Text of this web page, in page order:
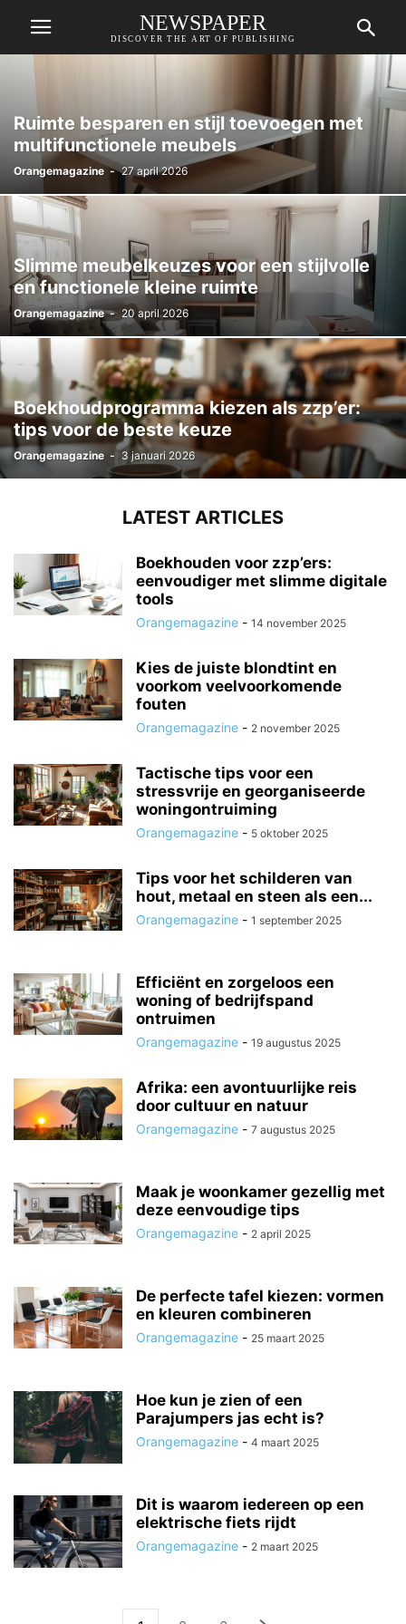
NEWSPAPER
DISCOVER THE ART OF PUBLISHING
Ruimte besparen en stijl toevoegen met
multifunctionele meubels
Orangemagazine - 27 april 2026
Slimme meubelkeuzes voor een stijlvolle
en functionele kleine ruimte
Orangemagazine - 20 april 2026
Boekhoudprogramma kiezen als zzp’er:
tips voor de beste keuze
Orangemagazine - 3 januari 2026
LATEST ARTICLES
Boekhouden voor zzp’ers:
eenvoudiger met slimme digitale
tools
Orangemagazine - 14 november 2025
Kies de juiste blondtint en
voorkom veelvoorkomende
fouten
Orangemagazine - 2 november 2025
Tactische tips voor een
stressvrije en georganiseerde
woningontruiming
Orangemagazine - 5 oktober 2025
Tips voor het schilderen van
hout, metaal en steen als een...
Orangemagazine - 1 september 2025
Efficiënt en zorgeloos een
woning of bedrijfspand
ontruimen
Orangemagazine - 19 augustus 2025
Afrika: een avontuurlijke reis
door cultuur en natuur
Orangemagazine - 7 augustus 2025
Maak je woonkamer gezellig met
deze eenvoudige tips
Orangemagazine - 2 april 2025
De perfecte tafel kiezen: vormen
en kleuren combineren
Orangemagazine - 25 maart 2025
Hoe kun je zien of een
Parajumpers jas echt is?
Orangemagazine - 4 maart 2025
Dit is waarom iedereen op een
elektrische fiets rijdt
Orangemagazine - 2 maart 2025